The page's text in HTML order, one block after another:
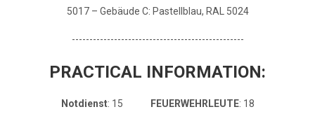
5017 – Gebäude C: Pastellblau, RAL 5024
-------------------------------------------------
PRACTICAL INFORMATION:
Notdienst: 15 FEUERWEHRLEUTE: 18